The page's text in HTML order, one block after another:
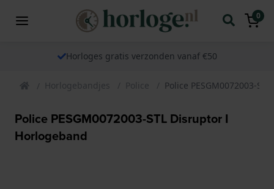
0
Horloges gratis verzonden vanaf €50
Horlogebandjes Police Police PESGM0072003-
Police PESGM0072003-STL Disruptor I
Horlogeband